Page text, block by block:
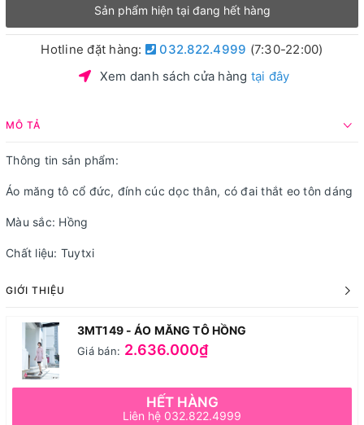
Sản phẩm hiện tại đang hết hàng
Hotline đặt hàng: 032.822.4999 (7:30-22:00)
Xem danh sách cửa hàng tại đây
MÔ TẢ
Thông tin sản phẩm:
Áo măng tô cổ đức, đính cúc dọc thân, có đai thắt eo tôn dáng
Màu sắc: Hồng
Chất liệu: Tuytxi
GIỚI THIỆU
3MT149 - ÁO MĂNG TÔ HỒNG
Giá bán: 2.636.000₫
HẾT HÀNG
Liên hệ 032.822.4999